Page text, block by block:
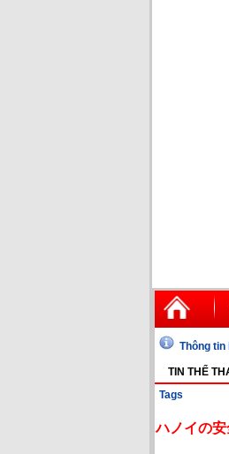
Thông tin
TIN THỂ
Tags
ハノイの